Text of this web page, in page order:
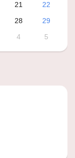
21
22
28
29
4 5